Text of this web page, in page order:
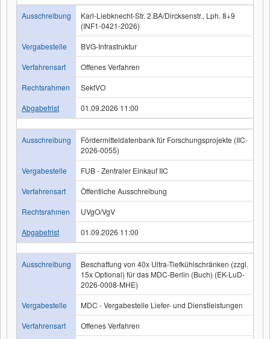
Ausschreibung
Karl-Liebknecht-Str. 2.BA/Dircksenstr., Lph. 8+9
(INF1-0421-2026)
Vergabestelle
BVG-Infrastruktur
Verfahrensart
Offenes Verfahren
Rechtsrahmen
SektVO
Abgabefrist
01.09.2026 11:00
Ausschreibung
Fördermitteldatenbank für Forschungsprojekte (IIC-
2026-0055)
Vergabestelle
FUB - Zentraler Einkauf IIC
Verfahrensart
Öffentliche Ausschreibung
Rechtsrahmen
UVgO/VgV
Abgabefrist
01.09.2026 11:00
Ausschreibung
Beschaffung von 40x Ultra-Tiefkühlschränken (zzgl.
15x Optional) für das MDC-Berlin (Buch) (EK-LuD-
2026-0008-MHE)
Vergabestelle
MDC - Vergabestelle Liefer- und Dienstleistungen
Verfahrensart
Offenes Verfahren